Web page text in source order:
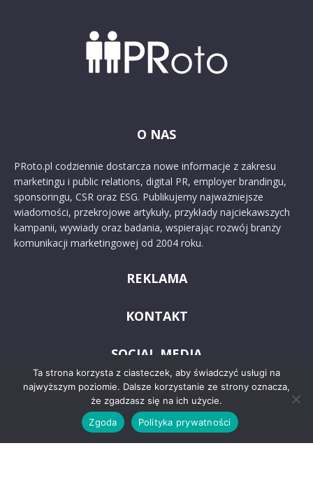
O NAS
PRoto.pl codziennie dostarcza nowe informacje z zakresu
marketingu i public relations, digital PR, employer brandingu,
sponsoringu, CSR oraz ESG. Publikujemy najważniejsze
wiadomości, przekrojowe artykuły, przykłady najciekawszych
kampanii, wywiady oraz badania, wspierając rozwój branży
komunikacji marketingowej od 2004 roku.
REKLAMA
KONTAKT
SOCIAL MEDIA
Ta strona korzysta z ciasteczek, aby świadczyć usługi na
najwyższym poziomie. Dalsze korzystanie ze strony oznacza,
że zgadzasz się na ich użycie.
Zgoda
Polityka prywatności